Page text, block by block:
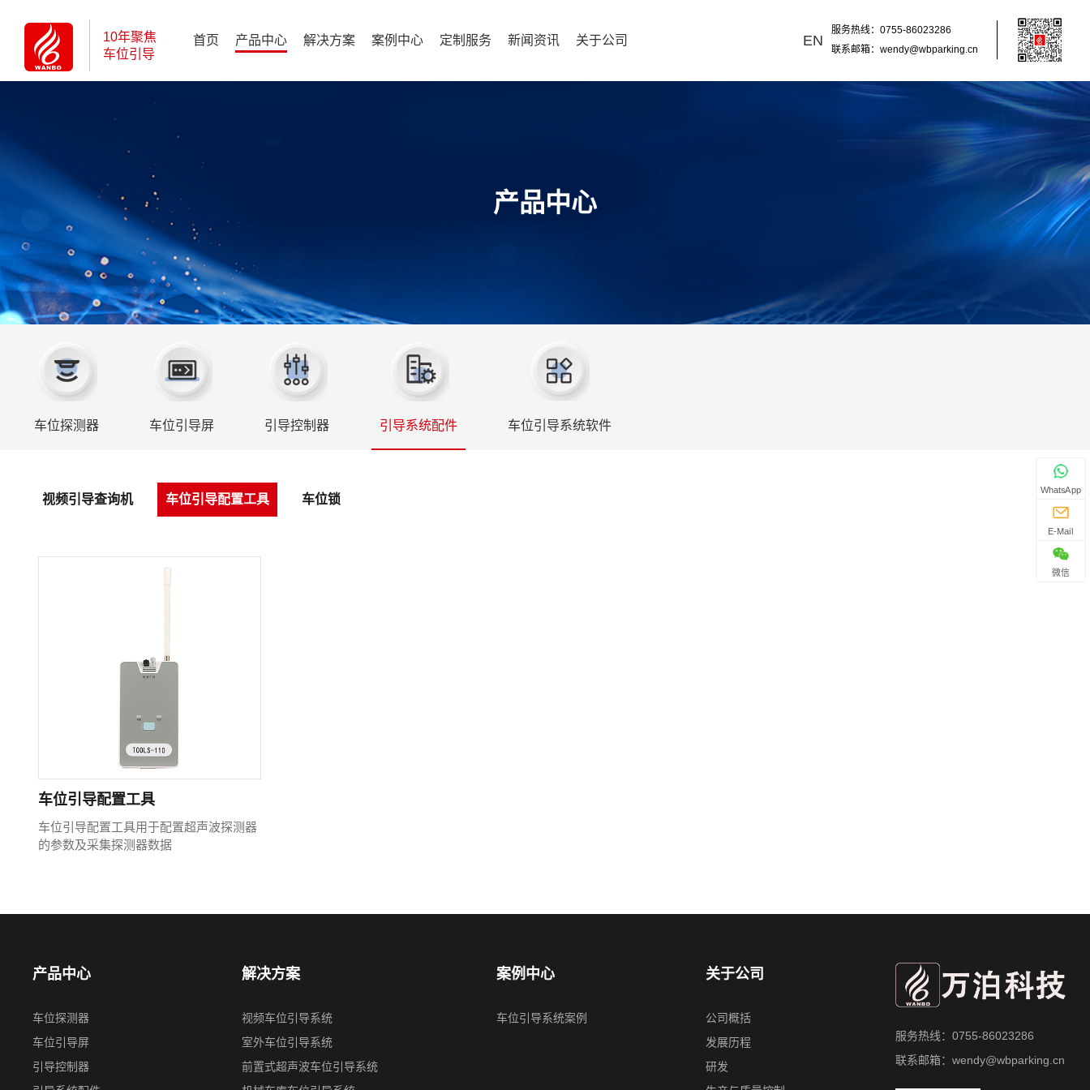
10年聚焦
车位引导
首页 产品中心 解决方案 案例中心 定制服务 新闻资讯 关于公司
服务热线：0755-86023286
联系邮箱：wendy@wbparking.cn
EN
产品中心
车位探测器 车位引导屏 引导控制器 引导系统配件 车位引导系统软件
视频引导查询机 车位引导配置工具 车位锁
车位引导配置工具
车位引导配置工具用于配置超声波探测器
的参数及采集探测器数据
产品中心
车位探测器
车位引导屏
引导控制器
解决方案
视频⻋位引导系统
室外车位引导系统
前置式超声波⻋位引导系统
案例中心
车位引导系统案例
关于公司
公司概括
发展历程
研发
服务热线：0755-86023286
联系邮箱：wendy@wbparking.cn
WhatsApp
E-Mail
微信